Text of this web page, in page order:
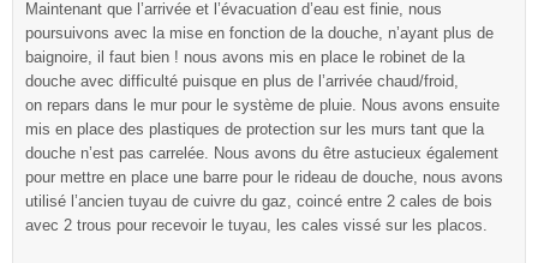
Maintenant que l’arrivée et l’évacuation d’eau est finie, nous
poursuivons avec la mise en fonction de la douche, n’ayant plus de
baignoire, il faut bien ! nous avons mis en place le robinet de la
douche avec difficulté puisque en plus de l’arrivée chaud/froid,
on repars dans le mur pour le système de pluie. Nous avons ensuite
mis en place des plastiques de protection sur les murs tant que la
douche n’est pas carrelée. Nous avons du être astucieux également
pour mettre en place une barre pour le rideau de douche, nous avons
utilisé l’ancien tuyau de cuivre du gaz, coincé entre 2 cales de bois
avec 2 trous pour recevoir le tuyau, les cales vissé sur les placos.